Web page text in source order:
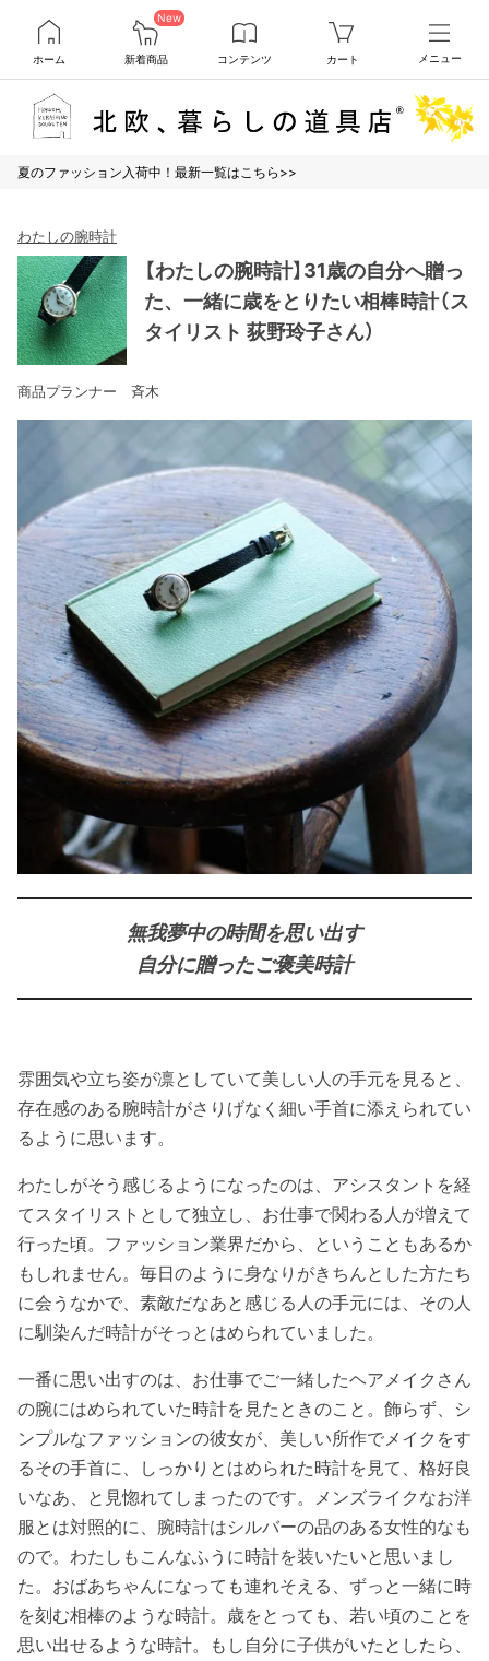
ホーム
New
新着商品 コンテンツ カート メニュー
夏のファッション入荷中！最新一覧はこちら>>
わたしの腕時計
【わたしの腕時計】31歳の自分へ贈っ
た、一緒に歳をとりたい相棒時計（ス
タイリスト 荻野玲子さん）
商品プランナー 斉木
無我夢中の時間を思い出す
自分に贈ったご褒美時計
雰囲気や立ち姿が凛としていて美しい人の手元を見ると、
存在感のある腕時計がさりげなく細い手首に添えられてい
るように思います。
わたしがそう感じるようになったのは、アシスタントを経
てスタイリストとして独立し、お仕事で関わる人が増えて
行った頃。ファッション業界だから、ということもあるか
もしれません。毎日のように身なりがきちんとした方たち
に会うなかで、素敵だなあと感じる人の手元には、その人
に馴染んだ時計がそっとはめられていました。
一番に思い出すのは、お仕事でご一緒したヘアメイクさん
の腕にはめられていた時計を見たときのこと。飾らず、シ
ンプルなファッションの彼女が、美しい所作でメイクをす
るその手首に、しっかりとはめられた時計を見て、格好良
いなあ、と見惚れてしまったのです。メンズライクなお洋
服とは対照的に、腕時計はシルバーの品のある女性的なも
ので。わたしもこんなふうに時計を装いたいと思いまし
た。おばあちゃんになっても連れそえる、ずっと一緒に時
を刻む相棒のような時計。歳をとっても、若い頃のことを
思い出せるような時計。もし自分に子供がいたとしたら、